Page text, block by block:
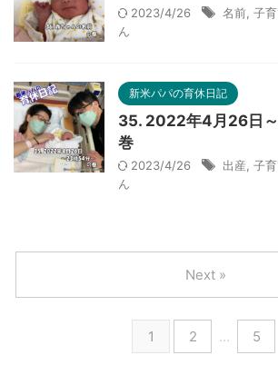
2023/4/26 名前 子
ん
新米パパの育休日記
35. 2022年4月26日
巻
2023/4/26 出産 子
ん
1 2 … 5
Next »